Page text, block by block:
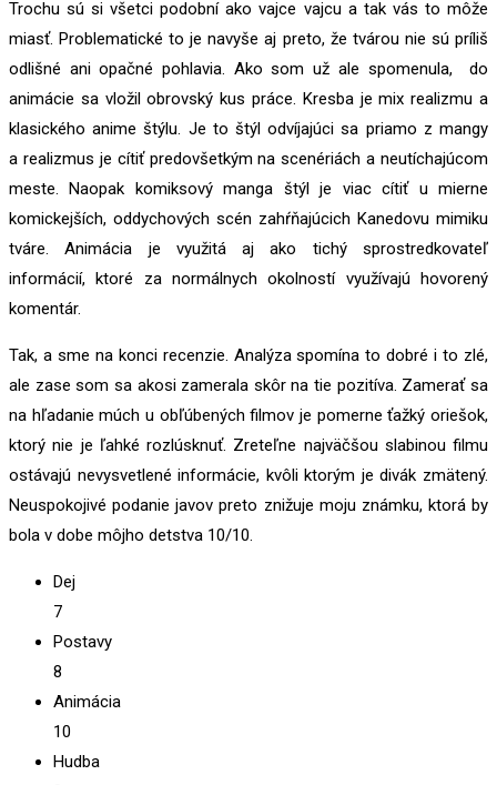
Trochu sú si všetci podobní ako vajce vajcu a tak vás to môže
miasť. Problematické to je navyše aj preto, že tvárou nie sú príliš
odlišné ani opačné pohlavia. Ako som už ale spomenula, do
animácie sa vložil obrovský kus práce. Kresba je mix realizmu a
klasického anime štýlu. Je to štýl odvíjajúci sa priamo z mangy
a realizmus je cítiť predovšetkým na scenériách a neutíchajúcom
meste. Naopak komiksový manga štýl je viac cítiť u mierne
komickejších, oddychových scén zahŕňajúcich Kanedovu mimiku
tváre. Animácia je využitá aj ako tichý sprostredkovateľ
informácií, ktoré za normálnych okolností využívajú hovorený
komentár.
Tak, a sme na konci recenzie. Analýza spomína to dobré i to zlé,
ale zase som sa akosi zamerala skôr na tie pozitíva. Zamerať sa
na hľadanie múch u obľúbených filmov je pomerne ťažký oriešok,
ktorý nie je ľahké rozlúsknuť. Zreteľne najväčšou slabinou filmu
ostávajú nevysvetlené informácie, kvôli ktorým je divák zmätený.
Neuspokojivé podanie javov preto znižuje moju známku, ktorá by
bola v dobe môjho detstva 10/10.
Dej
7
Postavy
8
Animácia
10
Hudba